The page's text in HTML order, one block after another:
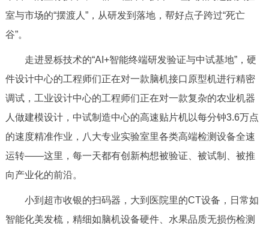
室与市场的“摆渡人”，从研发到落地，帮好点子跨过“死亡
谷”。
走进昱栎技术的“AI+智能终端研发验证与中试基地”，硬
件设计中心的工程师们正在对一款脑机接口原型机进行精密
调试，工业设计中心的工程师们正在对一款复杂的农业机器
人做建模设计，中试制造中心的高速贴片机以每分钟3.6万点
的速度精准作业，八大专业实验室里各类高端检测设备全速
运转——这里，每一天都有创新构想被验证、被试制、被推
向产业化的前沿。
小到超市收银的扫码器，大到医院里的CT设备，日常如
智能化美发梳，精细如脑机设备硬件、水果品质无损伤检测